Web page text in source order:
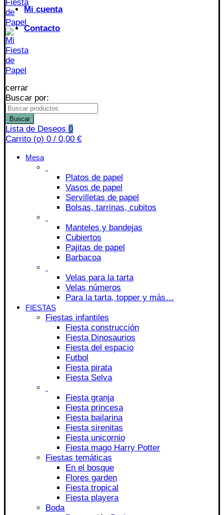
Mi cuenta
Contacto
cerrar
Buscar por:
Buscar
Lista de Deseos 0
Carrito (o) 0 / 0,00 €
Mesa
Platos de papel
Vasos de papel
Servilletas de papel
Bolsas, tarrinas, cubitos
Manteles y bandejas
Cubiertos
Pajitas de papel
Barbacoa
Velas para la tarta
Velas números
Para la tarta, topper y más…
FIESTAS
Fiestas infantiles
Fiesta construcción
Fiesta Dinosaurios
Fiesta del espacio
Futbol
Fiesta pirata
Fiesta Selva
Fiesta granja
Fiesta princesa
Fiesta bailarina
Fiesta sirenitas
Fiesta unicornio
Fiesta mago Harry Potter
Fiestas temáticas
En el bosque
Flores garden
Fiesta tropical
Fiesta playera
Boda